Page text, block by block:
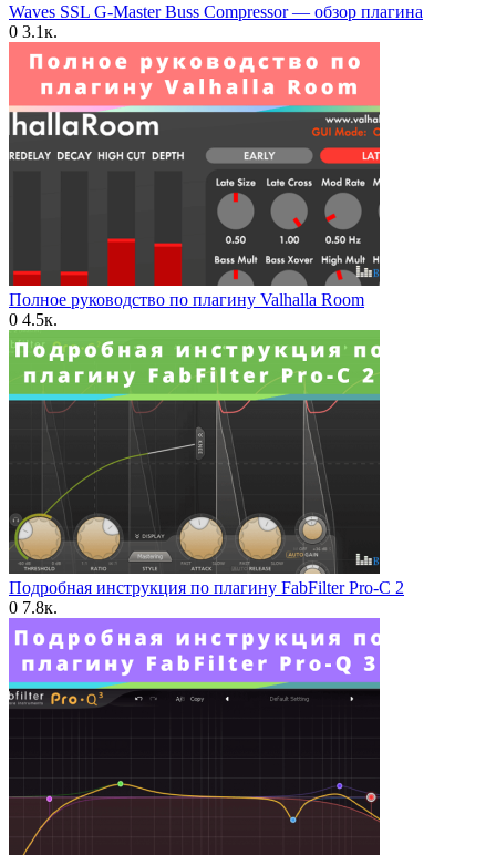
Waves SSL G-Master Buss Compressor — обзор плагина
0 3.1к.
Полное руководство по плагину Valhalla Room
0 4.5к.
Подробная инструкция по плагину FabFilter Pro-C 2
0 7.8к.